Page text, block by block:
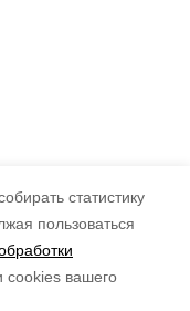
статистику
пользоваться
cookies вашего